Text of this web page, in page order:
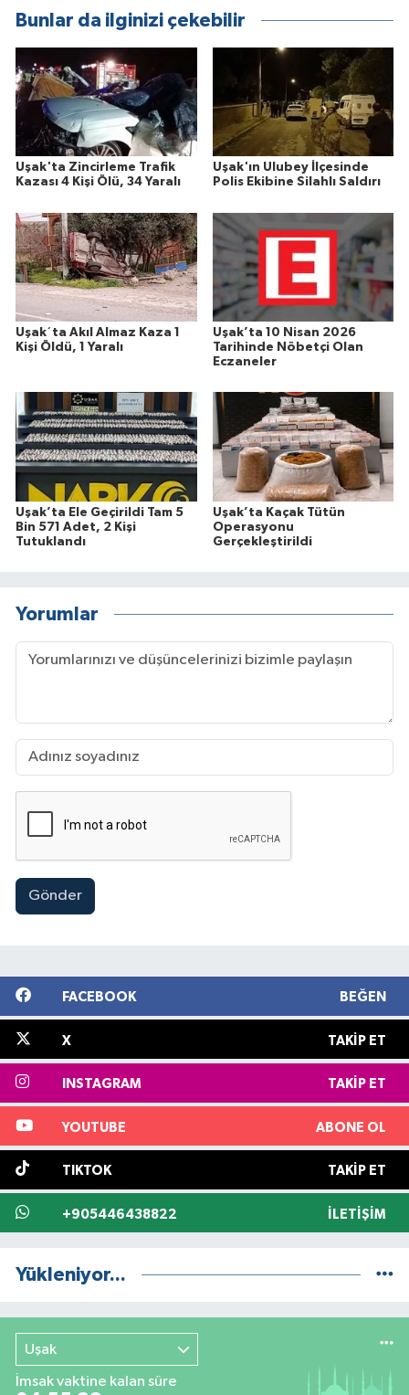
Bunlar da ilginizi çekebilir
Uşak'ta Zincirleme Trafik
Kazası 4 Kişi Ölü, 34 Yaralı
Uşak'ın Ulubey İlçesinde
Polis Ekibine Silahlı Saldırı
Uşak´ta Akıl Almaz Kaza 1
Kişi Öldü, 1 Yaralı
Uşak’ta 10 Nisan 2026
Tarihinde Nöbetçi Olan
Eczaneler
Uşak’ta Ele Geçirildi Tam 5
Bin 571 Adet, 2 Kişi
Tutuklandı
Uşak’ta Kaçak Tütün
Operasyonu
Gerçekleştirildi
Yorumlar
Gönder
FACEBOOK BEĞEN
X TAKIP ET
INSTAGRAM TAKIP ET
YOUTUBE ABONE OL
TIKTOK TAKIP ET
+905446438822 İLETIŞIM
Yükleniyor...
Uşak
İmsak vaktine kalan süre